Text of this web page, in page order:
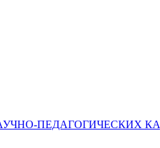
ПЕДАГОГИЧЕСКИХ